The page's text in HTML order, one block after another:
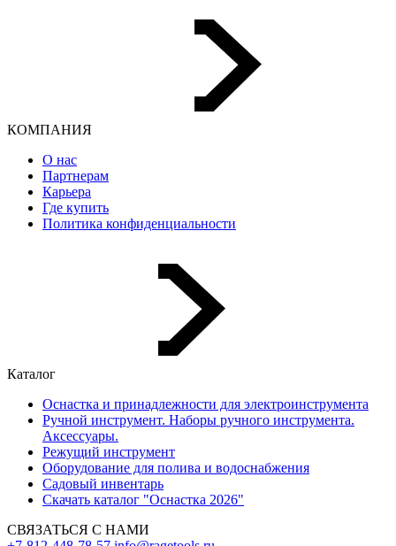
КОМПАНИЯ
О нас
Партнерам
Карьера
Где купить
Политика конфиденциальности
Каталог
Оснастка и принадлежности для электроинструмента
Ручной инструмент. Наборы ручного инструмента.
Аксессуары.
Режущий инструмент
Оборудование для полива и водоснабжения
Садовый инвентарь
Скачать каталог "Оснастка 2026"
СВЯЗАТЬСЯ С НАМИ